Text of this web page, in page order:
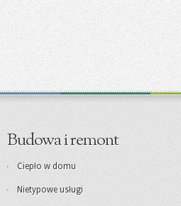
Budowa i remont
Ciepło w domu
Nietypowe usługi